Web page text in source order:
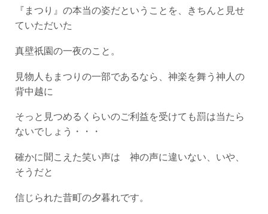
『まつり』の本当の姿だということを、きちんと見せ
ていただいた
真壁祇園の一夜のこと。
見物人もまつりの一部であるなら、神楽を舞う神人の
背中越に
そっと見つめるくらいのご利益を受けても罰は当たら
ないでしょう・・・
確かに聞こえた笑い声は 神の声に違いない、いや、
そうだと
信じられた昔町の夕暮れです。